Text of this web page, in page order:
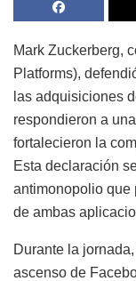
Mark Zuckerberg,
Platforms),
las adquisiciones
respondieron a
fortalecieron la
Esta declaración
antimonopolio que
de ambas
Durante la
ascenso de